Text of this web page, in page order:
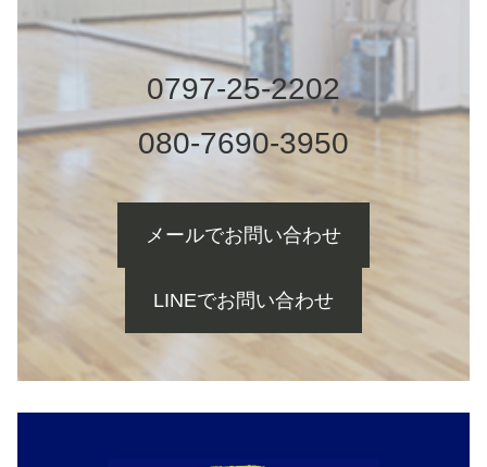
0797-25-2202
080-7690-3950
メールでお問い合わせ
LINEでお問い合わせ